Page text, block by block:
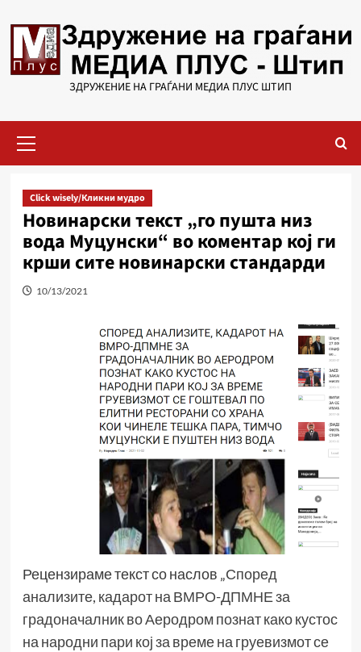
to
content
ЗДРУЖЕНИЕ НА ГРАЃАНИ МЕДИА ПЛУС ШТИП
Menu
Click wisely/Кликни мудро
Новинарски текст „го пушта низ
вода Муцунски“ во коментар кој ги
крши сите новинарски стандарди
10/13/2021
Рецензираме текст со наслов „Според
анализите, кадарот на ВМРО-ДПМНЕ за
градоначалник во Аеродром познат како кустос
на народни пари кој за време на груевизмот се